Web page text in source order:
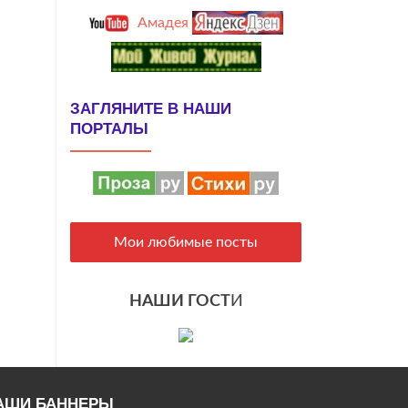
Амадея
ЗАГЛЯНИТЕ В НАШИ
ПОРТАЛЫ
Мои любимые посты
НАШИ ГОСТИ
БАННЕРЫ